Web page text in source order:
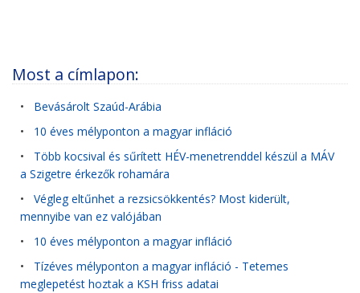
Most a címlapon:
• Bevásárolt Szaúd-Arábia
• 10 éves mélyponton a magyar infláció
• Több kocsival és sűrített HÉV-menetrenddel készül a MÁV
a Szigetre érkezők rohamára
• Végleg eltűnhet a rezsicsökkentés? Most kiderült,
mennyibe van ez valójában
• 10 éves mélyponton a magyar infláció
• Tízéves mélyponton a magyar infláció - Tetemes
meglepetést hoztak a KSH friss adatai